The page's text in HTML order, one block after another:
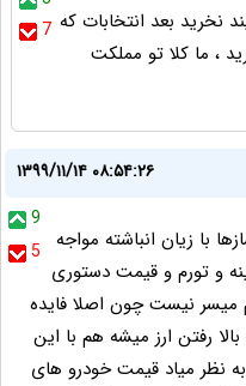
7 نخرید بعد انتخابات که
، ما کلا تو مملکت
۱۳۹۹/۱۱/۱۴ ۰۸:۵۴:۲۶
9
5
با زیان انباشته مواجه
و تورم و قیمت دستوری
میسر نیست چون اصلا فایده
رفتن ارز میشه هم با این
نظر میاد قیمت خودرو های